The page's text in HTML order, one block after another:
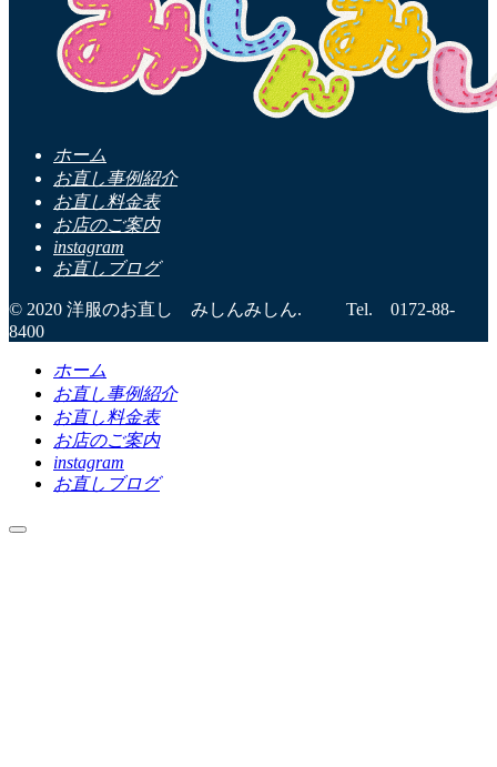
ホーム
お直し事例紹介
お直し料金表
お店のご案内
instagram
お直しブログ
© 2020 洋服のお直し みしんみしん. Tel. 0172-88-
8400
ホーム
お直し事例紹介
お直し料金表
お店のご案内
instagram
お直しブログ